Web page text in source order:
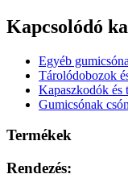
Kapcsolódó
Egyéb
Tárolódobozok
Kapaszkodók és
Gumicsónak
Termékek
Rendezés: